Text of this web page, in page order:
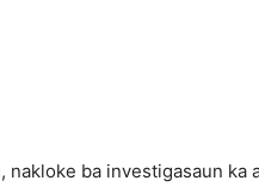
nakloke ba investigasaun ka